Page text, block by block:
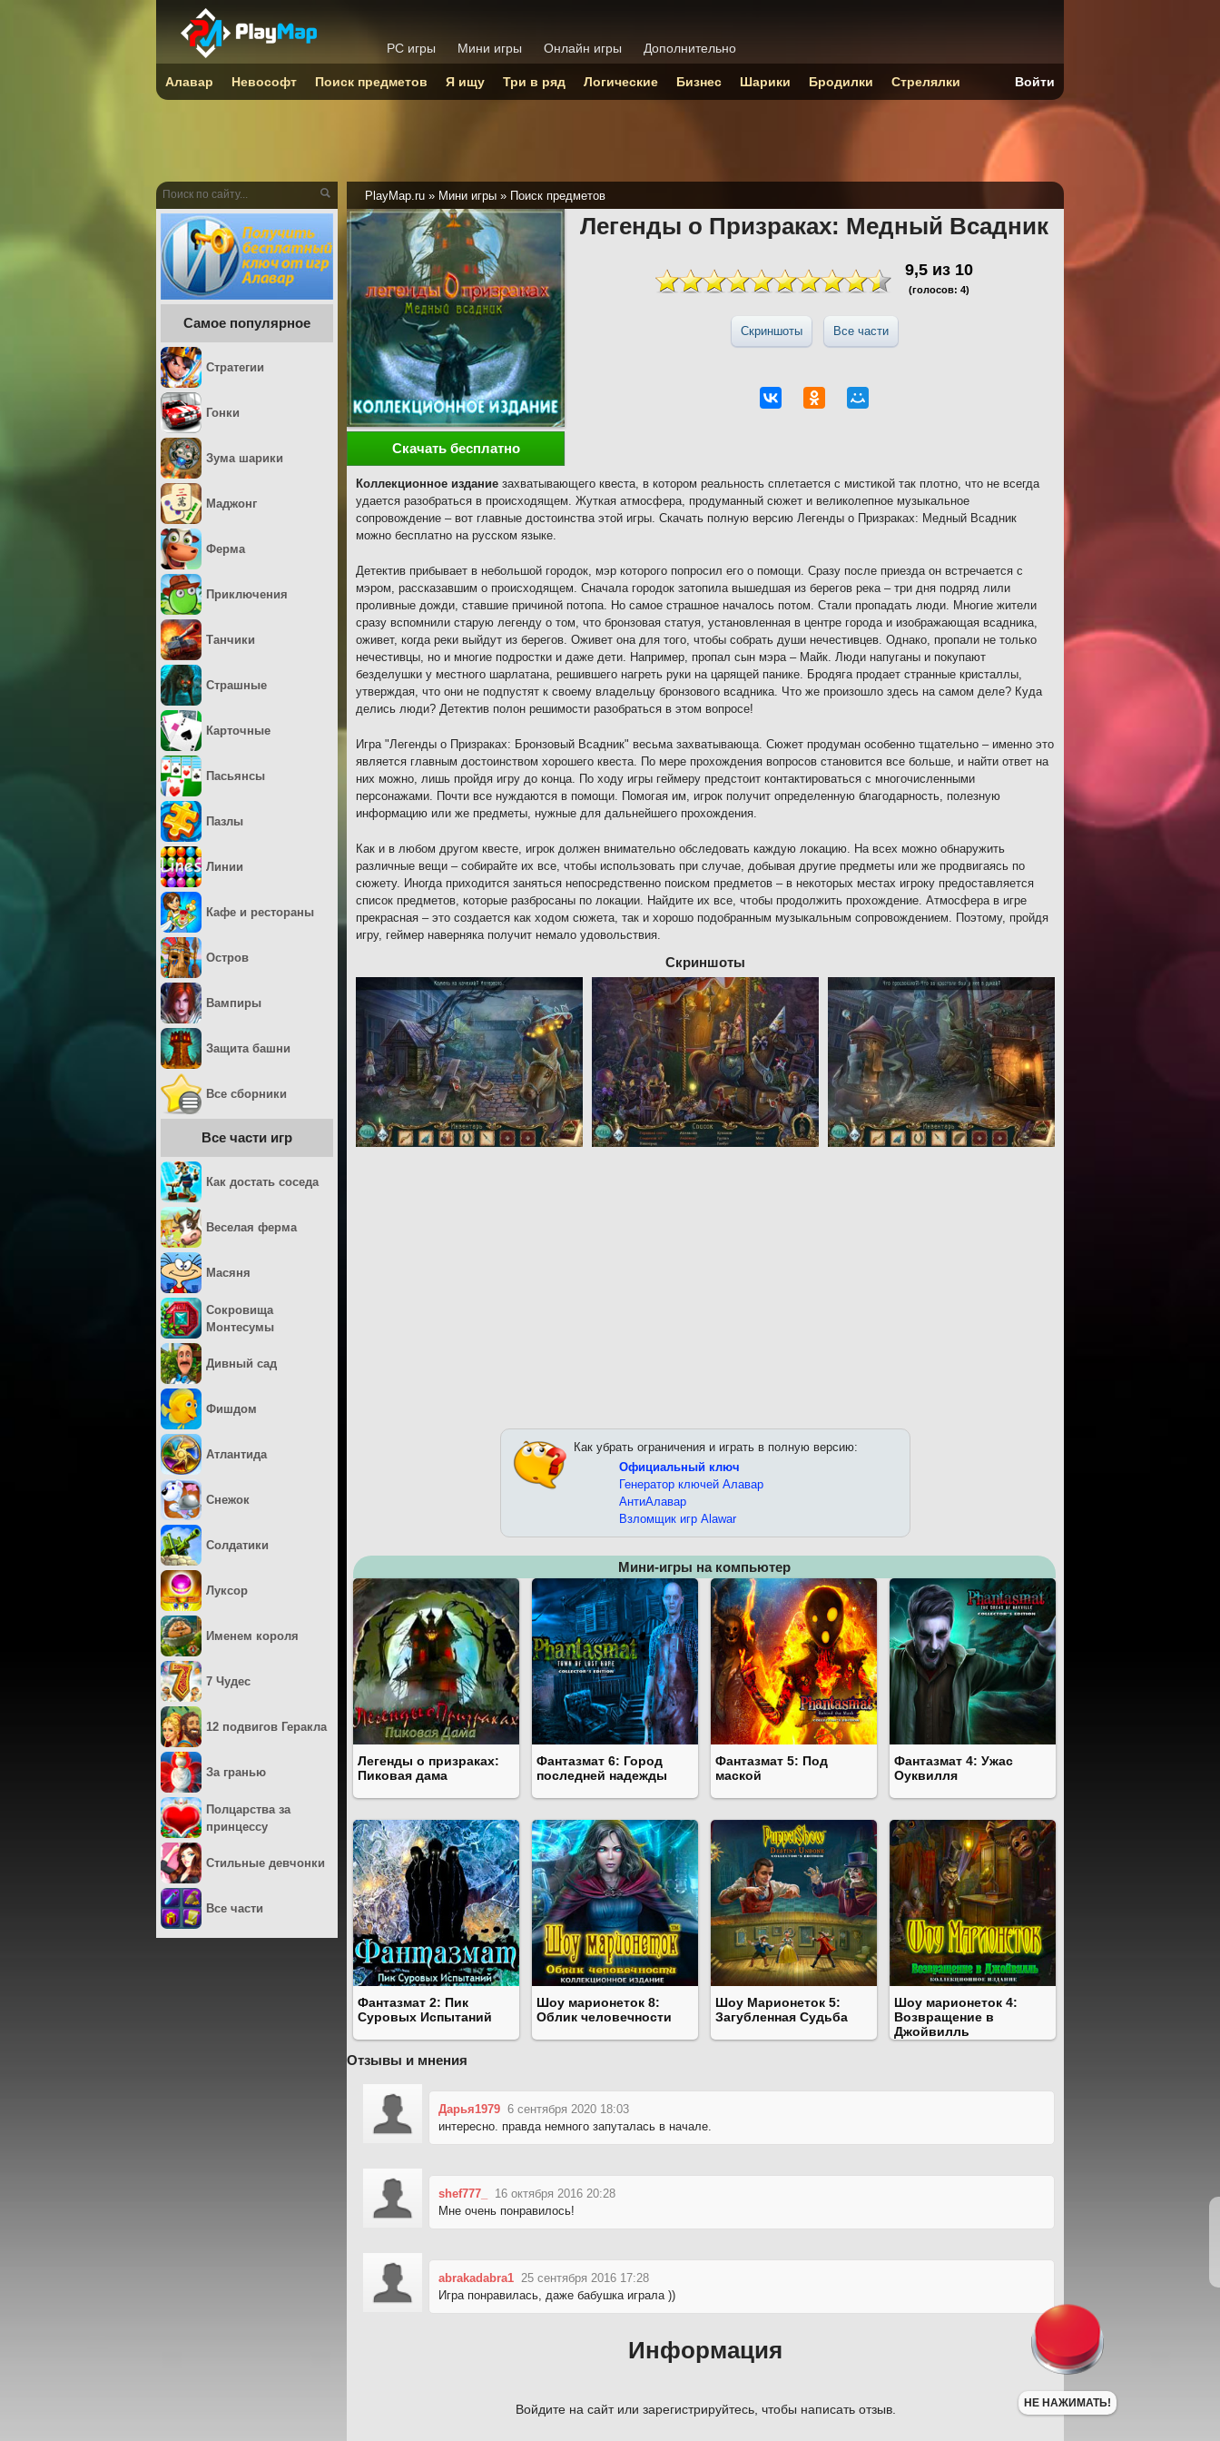
PlayMap.ru » Мини игры » Поиск предметов
Легенды о Призраках: Медный Всадник
9,5 из 10
(голосов: 4)
Скриншоты Все части
Скачать бесплатно
Коллекционное издание захватывающего квеста, в котором реальность сплетается с мистикой так плотно, что не всегда
удается разобраться в происходящем. Жуткая атмосфера, продуманный сюжет и великолепное музыкальное
сопровождение – вот главные достоинства этой игры. Скачать полную версию Легенды о Призраках: Медный Всадник
можно бесплатно на русском языке.
Детектив прибывает в небольшой городок, мэр которого попросил его о помощи. Сразу после приезда он встречается с
мэром, рассказавшим о происходящем. Сначала городок затопила вышедшая из берегов река – три дня подряд лили
проливные дожди, ставшие причиной потопа. Но самое страшное началось потом. Стали пропадать люди. Многие жители
сразу вспомнили старую легенду о том, что бронзовая статуя, установленная в центре города и изображающая всадника,
оживет, когда реки выйдут из берегов. Оживет она для того, чтобы собрать души нечестивцев. Однако, пропали не только
нечестивцы, но и многие подростки и даже дети. Например, пропал сын мэра – Майк. Люди напуганы и покупают
безделушки у местного шарлатана, решившего нагреть руки на царящей панике. Бродяга продает странные кристаллы,
утверждая, что они не подпустят к своему владельцу бронзового всадника. Что же произошло здесь на самом деле? Куда
делись люди? Детектив полон решимости разобраться в этом вопросе!
Игра "Легенды о Призраках: Бронзовый Всадник" весьма захватывающа. Сюжет продуман особенно тщательно – именно это
является главным достоинством хорошего квеста. По мере прохождения вопросов становится все больше, и найти ответ на
них можно, лишь пройдя игру до конца. По ходу игры геймеру предстоит контактироваться с многочисленными
персонажами. Почти все нуждаются в помощи. Помогая им, игрок получит определенную благодарность, полезную
информацию или же предметы, нужные для дальнейшего прохождения.
Как и в любом другом квесте, игрок должен внимательно обследовать каждую локацию. На всех можно обнаружить
различные вещи – собирайте их все, чтобы использовать при случае, добывая другие предметы или же продвигаясь по
сюжету. Иногда приходится заняться непосредственно поиском предметов – в некоторых местах игроку предоставляется
список предметов, которые разбросаны по локации. Найдите их все, чтобы продолжить прохождение. Атмосфера в игре
прекрасная – это создается как ходом сюжета, так и хорошо подобранным музыкальным сопровождением. Поэтому, пройдя
игру, геймер наверняка получит немало удовольствия.
Скриншоты
Как убрать ограничения и играть в полную версию:
Официальный ключ
Генератор ключей Алавар
АнтиАлавар
Взломщик игр Alawar
Мини-игры на компьютер
Легенды о призраках:
Пиковая дама
Фантазмат 6: Город
последней надежды
Фантазмат 5: Под
маской
Фантазмат 4: Ужас
Оуквилля
Фантазмат 2: Пик
Суровых Испытаний
Шоу марионеток 8:
Облик человечности
Шоу Марионеток 5:
Загубленная Судьба
Шоу марионеток 4:
Возвращение в
Джойвилль
Отзывы и мнения
Дарья1979 6 сентября 2020 18:03
интересно. правда немного запуталась в начале.
shef777_
16 октября 2016 20:28
Мне очень понравилось!
abrakadabra1 25 сентября 2016 17:28
Игра понравилась, даже бабушка играла ))
Информация
Войдите на сайт или зарегистрируйтесь, чтобы написать отзыв.
Самое популярное
Стратегии
Гонки
Зума шарики
Маджонг
Ферма
Приключения
Танчики
Страшные
Карточные
Пасьянсы
Пазлы
Линии
Кафе и рестораны
Остров
Вампиры
Защита башни
Все сборники
Все части игр
Как достать соседа
Веселая ферма
Масяня
Сокровища
Монтесумы
Дивный сад
Фишдом
Атлантида
Снежок
Солдатики
Луксор
Именем короля
7 Чудес
12 подвигов Геракла
За гранью
Полцарства за
принцессу
Стильные девчонки
Все части
PC игры Мини игры Онлайн игры Дополнительно
Алавар Невософт Поиск предметов Я ищу Три в ряд Логические Бизнес Шарики Бродилки Стрелялки Войти
НЕ НАЖИМАТЬ!